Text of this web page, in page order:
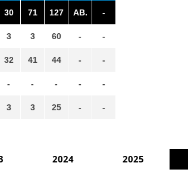
30
3
32
-
3
71
3
41
-
3
127
60
44
-
25
AB.
-
-
-
-
-
-
-
-
-
2024 2025